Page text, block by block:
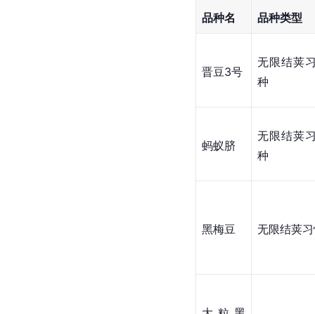
品种名 品种类型
晋豆3号
无限结荚
种
蚂蚁脐
无限结荚
种
黑梅豆 无限结荚